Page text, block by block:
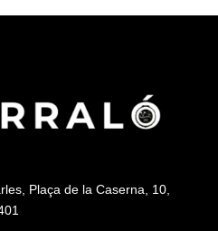
Plaça de la Caserna, 10,